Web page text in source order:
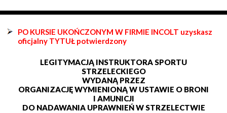
PO KURSIE UKOŃCZONYM W FIRMIE INCOLT uzyskasz
oficjalny TYTUŁ potwierdzony
LEGITYMACJĄ INSTRUKTORA SPORTU
STRZELECKIEGO
WYDANĄ PRZEZ
ORGANIZACJĘ WYMIENIONĄ W USTAWIE O BRONI
I AMUNICJI
DO NADAWANIA UPRAWNIEŃ W STRZELECTWIE